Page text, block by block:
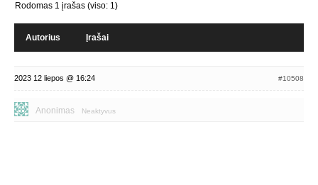
Rodomas 1 įrašas (viso: 1)
Autorius Įrašai
2023 12 liepos @ 16:24 #10508
Anonimas Neaktyvus